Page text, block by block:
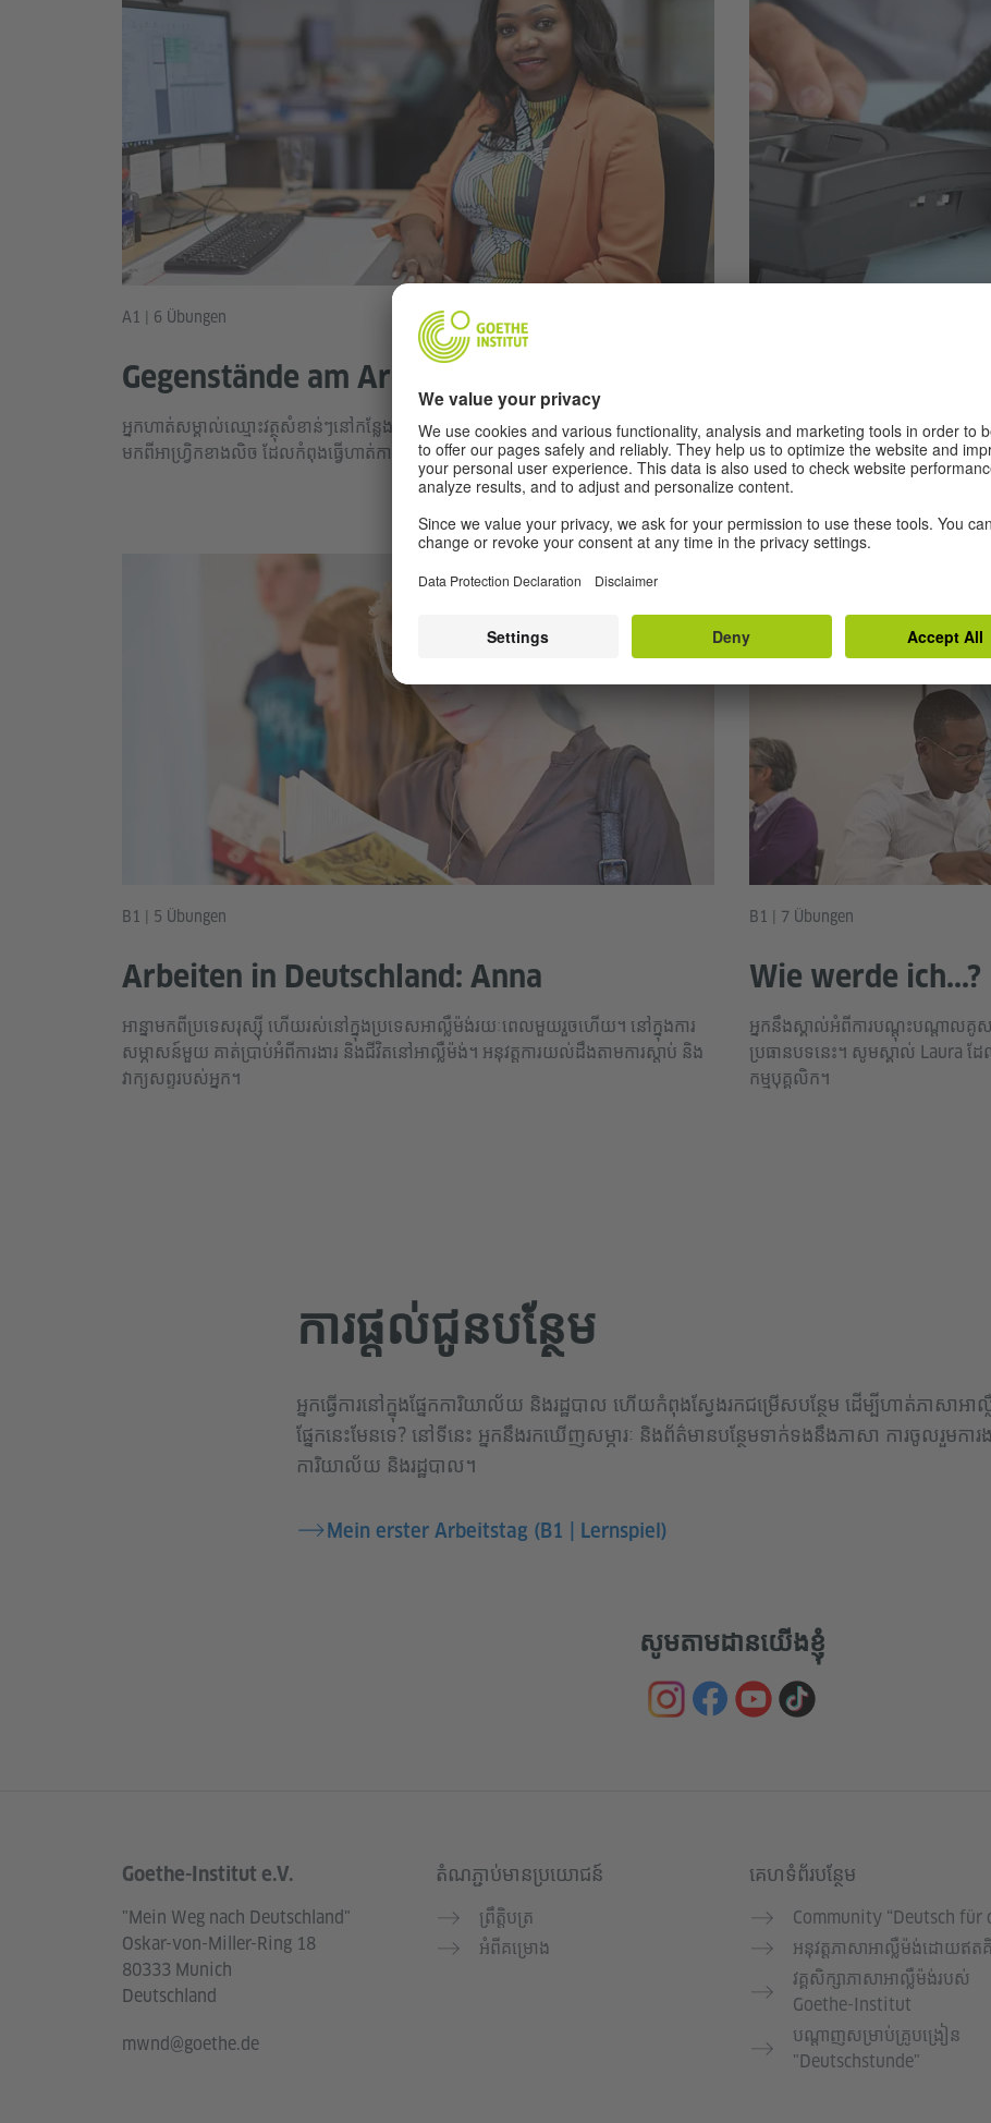
A1 | 6 Übungen
Gegenstände am Arbeitsplatz: Büro
អ្នកហាត់សម្គាល់ឈ្មោះវត្ថុសំខាន់ៗនៅកន្លែងធ្វើការការិយាល័យ។ បន្ថែមពីនេះ អ្នកស្គាល់ Bia
មកពីអាហ្វ្រិកខាងលិច ដែលកំពុងធ្វើហាត់ការនៅអាល្លឺម៉ង់។
ក្នុងលំហាត់ទាំងនេះ អ្នកស្គាល់សកម្ម
ទូរស័ព្ទជាមួយអ្នកហៅខុសៗគ្នា។
B1 | 5 Übungen
Arbeiten in Deutschland: Anna
អាន្នាមកពីប្រទេសរុស្ស៊ី ហើយរស់នៅក្នុងប្រទេសអាល្លឺម៉ង់រយៈពេលមួយរួចហើយ។ នៅក្នុងការ
សម្ភាសន៍មួយ គាត់ប្រាប់អំពីការងារ និងជីវិតនៅអាល្លឺម៉ង់។ អនុវត្តការយល់ដឹងតាមការស្ដាប់ និង
វាក្យសព្ទរបស់អ្នក។
B1 | 7 Übungen
Wie werde ich...?
អ្នកនឹងស្គាល់អំពីការបណ្ដុះបណ្ដាល
ប្រធានបទនេះ។ សូមស្គាល់ Laura ដ
កម្មបុគ្គលិក។
ការផ្តល់ជូនបន្ថែម
អ្នកធ្វើការនៅក្នុងផ្នែកការិយាល័យ និងរដ្ឋបាល ហើយកំពុងស្វែងរកជម្រើសបន្ថែម ដើម្បីហាត់ភាសា
ផ្នែកនេះមែនទេ? នៅទីនេះ អ្នកនឹងរកឃើញសម្ភារៈ និងព័ត៌មានបន្ថែមទាក់ទងនឹងភាសា ការចូលរួមការងា
ការិយាល័យ និងរដ្ឋបាល។
Mein erster Arbeitstag (B1 | Lernspiel)
សូមតាមដានយើងខ្ញុំ
Service- und Informationsbereich
Goethe-Institut e.V.
"Mein Weg nach Deutschland"
Oskar-von-Miller-Ring 18
80333 Munich
Deutschland
mwnd@goethe.de
តំណភ្ជាប់មានប្រយោជន៍
ព្រឹត្តិបត្រ
អំពីគម្រោង
គេហទំព័របន្ថែម
Community “Deutsch für
អនុវត្តភាសាអាល្លឺម៉ង់ដោយឥតគិ
វគ្គសិក្សាភាសាអាល្លឺម៉ង់របស់
Goethe-Institut
បណ្តាញសម្រាប់គ្រូបង្រៀន
"Deutschstunde"